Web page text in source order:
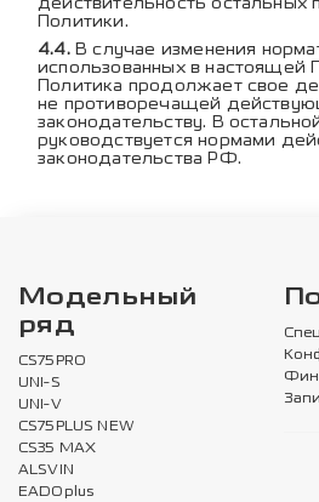
Политики.
В случае изменения
использованных в настоящей
Политика продолжает свое
не противоречащей
законодательству. В
руководствуется нормами
законодательства РФ.
Модельный
ряд
CS75PRO
UNI-S
UNI-V
CS75PLUS NEW
CS35 MAX
ALSVIN
EADOplus